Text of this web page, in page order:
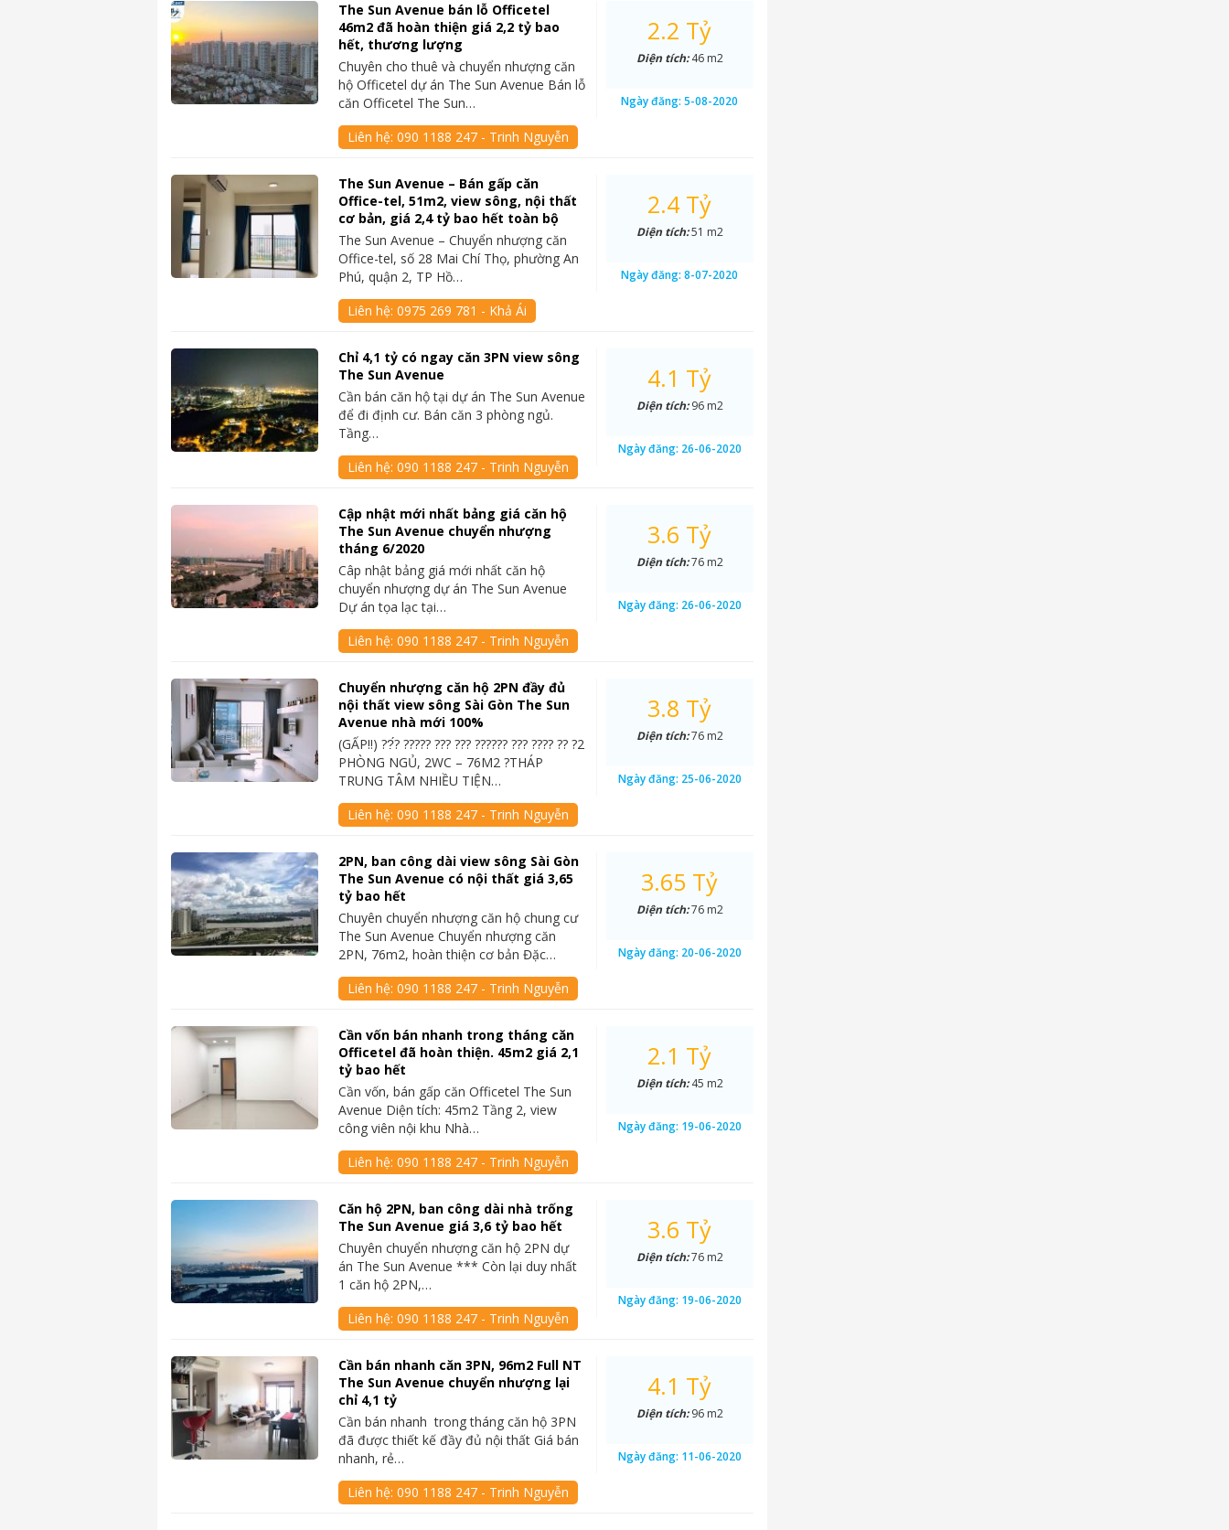
The Sun Avenue bán lỗ Officetel
46m2 đã hoàn thiện giá 2,2 tỷ bao
hết, thương lượng
Chuyên cho thuê và chuyển nhượng căn
hộ Officetel dự án The Sun Avenue Bán lỗ
căn Officetel The Sun…
Liên hệ:090 1188 247 - Trinh Nguyễn
2.2 Tỷ
Diện tích:46 m2
Ngày đăng:5-08-2020
The Sun Avenue – Bán gấp căn
Office-tel, 51m2, view sông, nội thất
cơ bản, giá 2,4 tỷ bao hết toàn bộ
The Sun Avenue – Chuyển nhượng căn
Office-tel, số 28 Mai Chí Thọ, phường An
Phú, quận 2, TP Hồ…
Liên hệ:0975 269 781 - Khả Ái
2.4 Tỷ
Diện tích:51 m2
Ngày đăng:8-07-2020
Chỉ 4,1 tỷ có ngay căn 3PN view sông
The Sun Avenue
Cần bán căn hộ tại dự án The Sun Avenue
để đi định cư. Bán căn 3 phòng ngủ.
Tầng…
Liên hệ:090 1188 247 - Trinh Nguyễn
4.1 Tỷ
Diện tích:96 m2
Ngày đăng: 26-06-2020
Cập nhật mới nhất bảng giá căn hộ
The Sun Avenue chuyển nhượng
tháng 6/2020
Câp nhật bảng giá mới nhất căn hộ
chuyển nhượng dự án The Sun Avenue
Dự án tọa lạc tại…
Liên hệ:090 1188 247 - Trinh Nguyễn
3.6 Tỷ
Diện tích:76 m2
Ngày đăng: 26-06-2020
Chuyển nhượng căn hộ 2PN đầy đủ
nội thất view sông Sài Gòn The Sun
Avenue nhà mới 100%
(GẤP‼️) ??́? ????? ??? ??? ?????? ??? ???? ?? ?2
PHÒNG NGỦ, 2WC – 76M2 ?THÁP
TRUNG TÂM NHIỀU TIỆN…
Liên hệ:090 1188 247 - Trinh Nguyễn
3.8 Tỷ
Diện tích:76 m2
Ngày đăng: 25-06-2020
2PN, ban công dài view sông Sài Gòn
The Sun Avenue có nội thất giá 3,65
tỷ bao hết
Chuyên chuyển nhượng căn hộ chung cư
The Sun Avenue Chuyển nhượng căn
2PN, 76m2, hoàn thiện cơ bản Đặc…
Liên hệ:090 1188 247 - Trinh Nguyễn
3.65 Tỷ
Diện tích:76 m2
Ngày đăng: 20-06-2020
Cần vốn bán nhanh trong tháng căn
Officetel đã hoàn thiện. 45m2 giá 2,1
tỷ bao hết
Cần vốn, bán gấp căn Officetel The Sun
Avenue Diện tích: 45m2 Tầng 2, view
công viên nội khu Nhà…
Liên hệ:090 1188 247 - Trinh Nguyễn
2.1 Tỷ
Diện tích:45 m2
Ngày đăng: 19-06-2020
Căn hộ 2PN, ban công dài nhà trống
The Sun Avenue giá 3,6 tỷ bao hết
Chuyên chuyển nhượng căn hộ 2PN dự
án The Sun Avenue *** Còn lại duy nhất
1 căn hộ 2PN,…
Liên hệ:090 1188 247 - Trinh Nguyễn
3.6 Tỷ
Diện tích:76 m2
Ngày đăng: 19-06-2020
Cần bán nhanh căn 3PN, 96m2 Full NT
The Sun Avenue chuyển nhượng lại
chỉ 4,1 tỷ
Cần bán nhanh trong tháng căn hộ 3PN
đã được thiết kế đầy đủ nội thất Giá bán
nhanh, rẻ…
Liên hệ:090 1188 247 - Trinh Nguyễn
4.1 Tỷ
Diện tích:96 m2
Ngày đăng: 11-06-2020